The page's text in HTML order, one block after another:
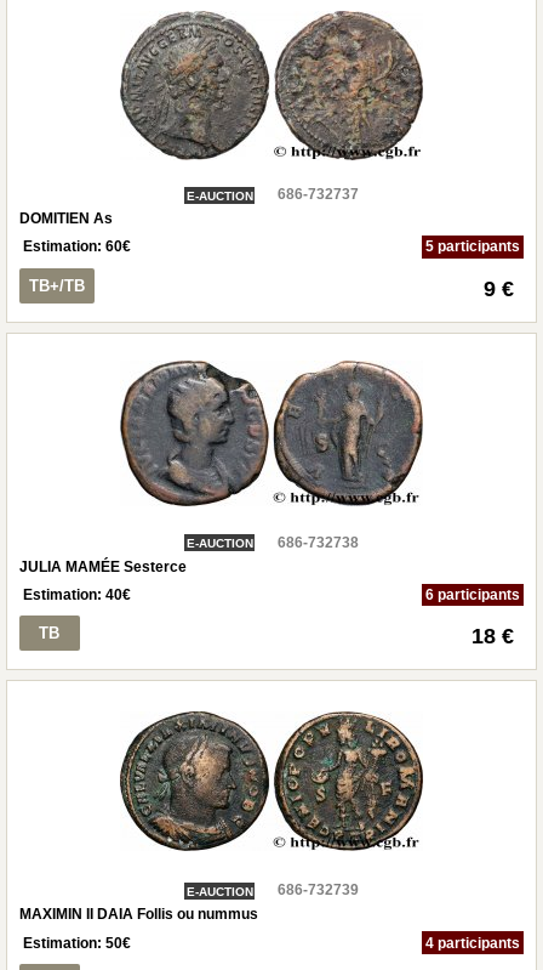
E-AUCTION
686-732737
DOMITIEN As
Estimation: 60€ 5 participants
TB+/TB 9 €
E-AUCTION
686-732738
JULIA MAMÉE Sesterce
Estimation: 40€ 6 participants
TB 18 €
E-AUCTION
686-732739
MAXIMIN II DAIA Follis ou nummus
Estimation: 50€ 4 participants